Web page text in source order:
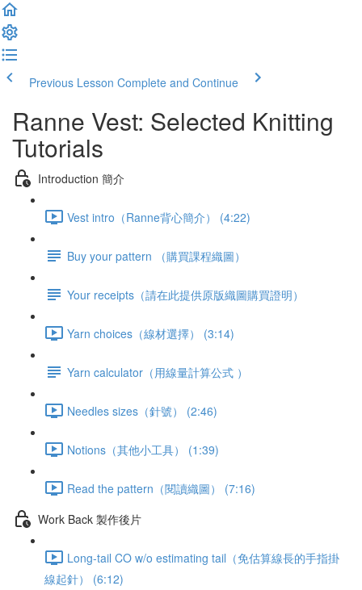
Previous Lesson Complete and Continue
Ranne Vest: Selected Knitting
Tutorials
Introduction 簡介
Vest intro（Ranne背心簡介） (4:22)
Buy your pattern （購買課程織圖）
Your receipts（請在此提供原版織圖購買證明）
Yarn choices（線材選擇） (3:14)
Yarn calculator（用線量計算公式 ）
Needles sizes（針號） (2:46)
Notions（其他小工具） (1:39)
Read the pattern（閱讀織圖） (7:16)
Work Back 製作後片
Long-tail CO w/o estimating tail（免估算線長的手指掛
線起針） (6:12)